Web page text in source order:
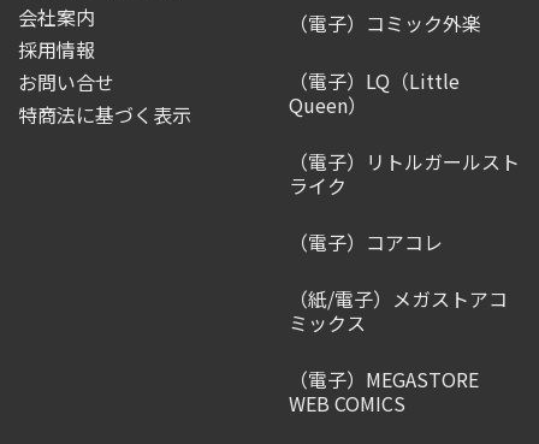
会社案内
採用情報
お問い合せ
特商法に基づく表示
（電子）コミック外楽
（電子）LQ（Little
Queen）
（電子）リトルガールスト
ライク
（電子）コアコレ
（紙/電子）メガストアコ
ミックス
（電子）MEGASTORE
WEB COMICS